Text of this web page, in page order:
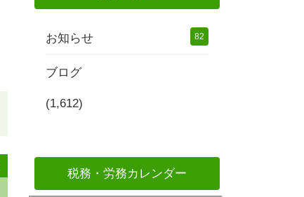
お知らせ 82
ブログ
(1,612)
税務・労務カレンダー